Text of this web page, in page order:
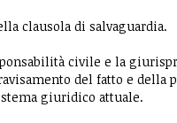
clausola di salvaguardia.
civile e la
del fatto e della
giuridico attuale.